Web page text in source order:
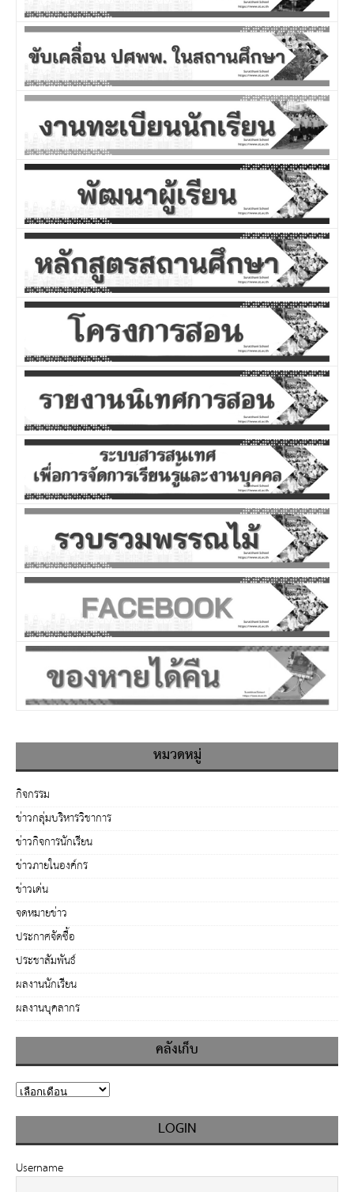
หมวดหมู่
กิจกรรม
ข่าวกลุ่มบริหารวิชาการ
ข่าวกิจการนักเรียน
ข่าวภายในองค์กร
ข่าวเด่น
จดหมายข่าว
ประกาศจัดซื้อ
ประชาสัมพันธ์
ผลงานนักเรียน
ผลงานบุคลากร
คลังเก็บ
LOGIN
Username